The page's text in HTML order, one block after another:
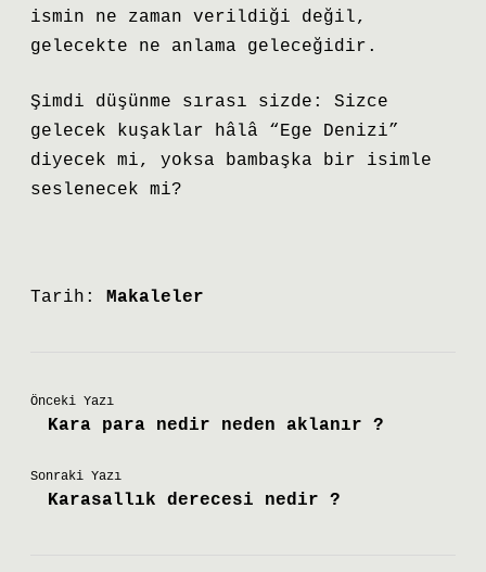
ismin ne zaman verildiği değil,
gelecekte ne anlama geleceğidir.
Şimdi düşünme sırası sizde: Sizce
gelecek kuşaklar hâlâ “Ege Denizi”
diyecek mi, yoksa bambaşka bir isimle
seslenecek mi?
Tarih: Makaleler
Önceki Yazı
Kara para nedir neden aklanır ?
Sonraki Yazı
Karasallık derecesi nedir ?